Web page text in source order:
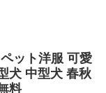
ット洋服 可愛
犬 中型犬 春秋
料